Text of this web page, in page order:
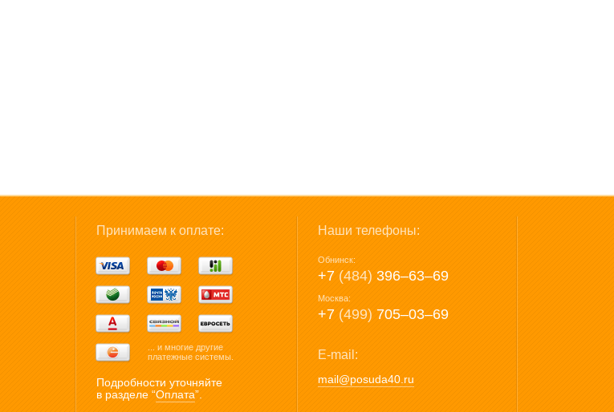
Принимаем к оплате:
... и многие другие
платежные системы.
Подробности уточняйте
в разделе “Оплата”.
Наши телефоны:
Обнинск:
+7 (484) 396‒63‒69
Москва:
+7 (499) 705‒03‒69
E-mail:
mail@posuda40.ru